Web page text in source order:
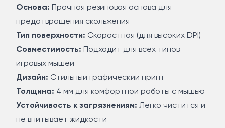
Основа: Прочная резиновая основа для
предотвращения скольжения
Тип поверхности: Скоростная (для высоких DPI)
Совместимость: Подходит для всех типов
игровых мышей
Дизайн: Стильный графический принт
Толщина: 4 мм для комфортной работы с мышью
Устойчивость к загрязнениям: Легко чистится и
не впитывает жидкости